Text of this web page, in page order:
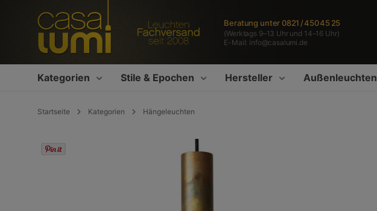
Zur Hauptnavigation springen
Beratung unter 0821 / 450 45 25
(Werktags 9–13 Uhr und 14–16 Uhr)
E-Mail: info@casalumi.de
Kategorien Stile & Epochen Hersteller Außenleuchten
Startseite Kategorien Hängeleuchten
Bildergalerie überspringen